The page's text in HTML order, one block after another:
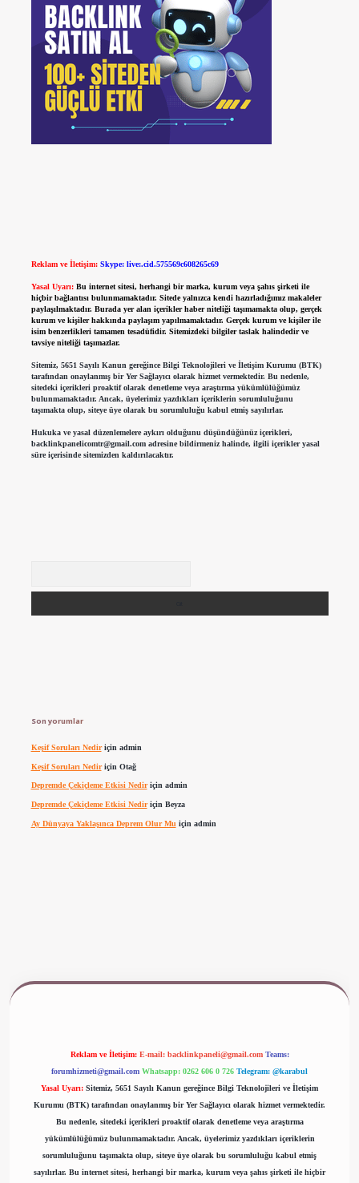
Reklam ve İletişim: Skype: live:.cid.575569c608265c69
Yasal Uyarı: Bu internet sitesi, herhangi bir marka, kurum veya şahıs şirketi ile
hiçbir bağlantısı bulunmamaktadır. Sitede yalnızca kendi hazırladığımız makaleler
paylaşılmaktadır. Burada yer alan içerikler haber niteliği taşımamakta olup, gerçek
kurum ve kişiler hakkında paylaşım yapılmamaktadır. Gerçek kurum ve kişiler ile
isim benzerlikleri tamamen tesadüfidir. Sitemizdeki bilgiler taslak halindedir ve
tavsiye niteliği taşımazlar.
Sitemiz, 5651 Sayılı Kanun gereğince Bilgi Teknolojileri ve İletişim Kurumu (BTK)
tarafından onaylanmış bir Yer Sağlayıcı olarak hizmet vermektedir. Bu nedenle,
sitedeki içerikleri proaktif olarak denetleme veya araştırma yükümlülüğümüz
bulunmamaktadır. Ancak, üyelerimiz yazdıkları içeriklerin sorumluluğunu
taşımakta olup, siteye üye olarak bu sorumluluğu kabul etmiş sayılırlar.
Hukuka ve yasal düzenlemelere aykırı olduğunu düşündüğünüz içerikleri,
backlinkpanelicomtr@gmail.comadresine bildirmeniz halinde, ilgili içerikler yasal
süre içerisinde sitemizden kaldırılacaktır.
Son yorumlar
Keşif Soruları Nediriçin admin
Keşif Soruları Nediriçin Otağ
Depremde Çekiçleme Etkisi Nediriçin admin
Depremde Çekiçleme Etkisi Nediriçin Beyza
Ay Dünyaya Yaklaşınca Deprem Olur Mu için admin
Reklam ve İletişim: E-mail: backlinkpaneli@gmail.com Teams:
forumhizmeti@gmail.com Whatsapp: 0262 606 0 726 Telegram: @karabul
Yasal Uyarı: Sitemiz, 5651 Sayılı Kanun gereğince Bilgi Teknolojileri ve İletişim
Kurumu (BTK) tarafından onaylanmış bir Yer Sağlayıcı olarak hizmet vermektedir.
Bu nedenle, sitedeki içerikleri proaktif olarak denetleme veya araştırma
yükümlülüğümüz bulunmamaktadır. Ancak, üyelerimiz yazdıkları içeriklerin
sorumluluğunu taşımakta olup, siteye üye olarak bu sorumluluğu kabul etmiş
sayılırlar. Bu internet sitesi, herhangi bir marka, kurum veya şahıs şirketi ile hiçbir